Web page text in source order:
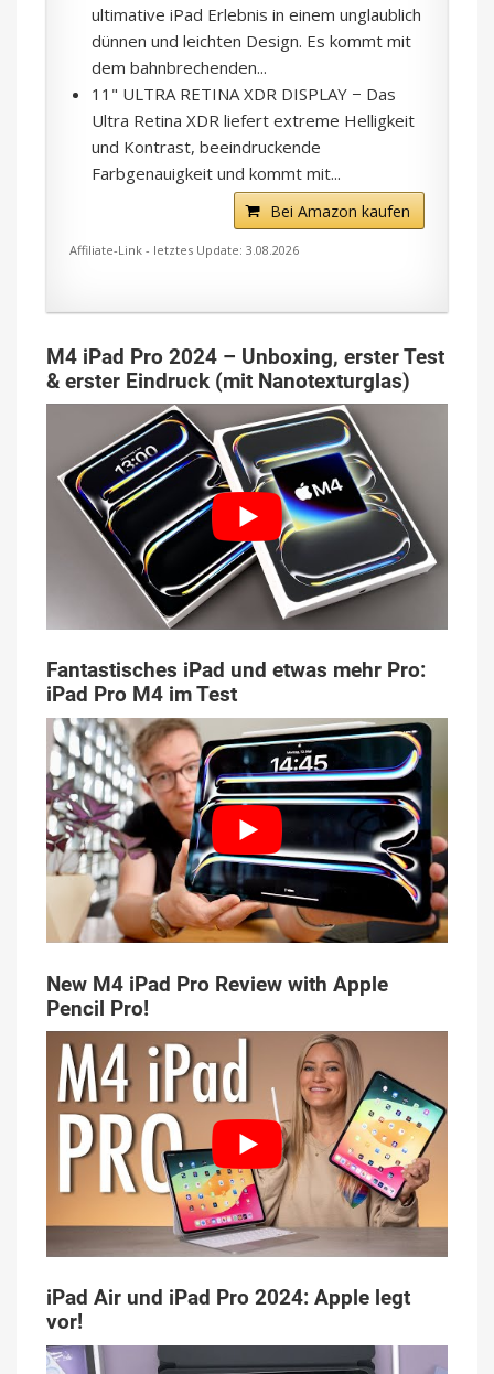
ultimative iPad Erlebnis in einem unglaublich
dünnen und leichten Design. Es kommt mit
dem bahnbrechenden...
11" ULTRA RETINA XDR DISPLAY − Das
Ultra Retina XDR liefert extreme Helligkeit
und Kontrast, beeindruckende
Farbgenauigkeit und kommt mit...
Bei Amazon kaufen
Affiliate-Link - letztes Update: 3.08.2026
M4 iPad Pro 2024 – Unboxing, erster Test
& erster Eindruck (mit Nanotexturglas)
Fantastisches iPad und etwas mehr Pro:
iPad Pro M4 im Test
New M4 iPad Pro Review with Apple
Pencil Pro!
iPad Air und iPad Pro 2024: Apple legt
vor!